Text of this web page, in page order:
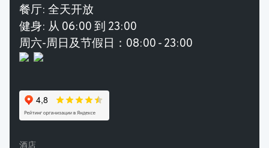
餐厅: 全天开放
健身: 从 06:00 到 23:00
周六-周日及节假日：08:00 - 23:00
酒店